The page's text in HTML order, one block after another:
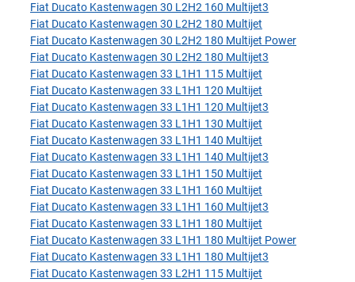
Fiat Ducato Kastenwagen 30 L2H2 160 Multijet3
Fiat Ducato Kastenwagen 30 L2H2 180 Multijet
Fiat Ducato Kastenwagen 30 L2H2 180 Multijet Power
Fiat Ducato Kastenwagen 30 L2H2 180 Multijet3
Fiat Ducato Kastenwagen 33 L1H1 115 Multijet
Fiat Ducato Kastenwagen 33 L1H1 120 Multijet
Fiat Ducato Kastenwagen 33 L1H1 120 Multijet3
Fiat Ducato Kastenwagen 33 L1H1 130 Multijet
Fiat Ducato Kastenwagen 33 L1H1 140 Multijet
Fiat Ducato Kastenwagen 33 L1H1 140 Multijet3
Fiat Ducato Kastenwagen 33 L1H1 150 Multijet
Fiat Ducato Kastenwagen 33 L1H1 160 Multijet
Fiat Ducato Kastenwagen 33 L1H1 160 Multijet3
Fiat Ducato Kastenwagen 33 L1H1 180 Multijet
Fiat Ducato Kastenwagen 33 L1H1 180 Multijet Power
Fiat Ducato Kastenwagen 33 L1H1 180 Multijet3
Fiat Ducato Kastenwagen 33 L2H1 115 Multijet